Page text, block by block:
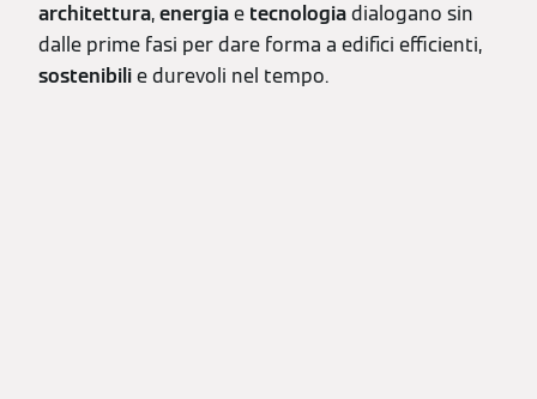
architettura,energiae tecnologiadialogano sin
dalle prime fasi per dare forma a edifici efficienti,
sostenibilie durevoli nel tempo.